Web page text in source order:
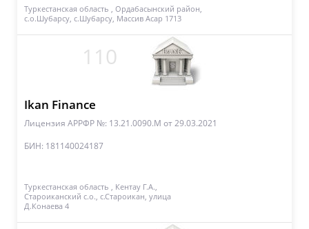
Туркестанская область , Ордабасынский район,
с.о.Шубарсу, с.Шубарсу, Массив Асар 1713
110
Ikan Finance
Лицензия АРРФР №: 13.21.0090.M от 29.03.2021
БИН: 181140024187
Туркестанская область , Кентау Г.А.,
Староиканский с.о., с.Староикан, улица
Д.Конаева 4